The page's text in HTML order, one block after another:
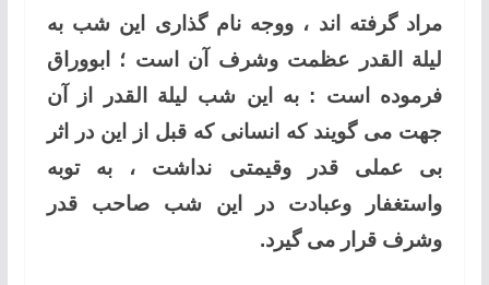
مراد گرفته اند ، ووجه نام گذاری این شب به
لیلة القدر عظمت وشرف آن است ؛ ابووراق
فرموده است : به این شب لیلة القدر از آن
جهت می گویند که انسانی که قبل از این در اثر
بی عملی قدر وقیمتی نداشت ، به توبه
واستغفار وعبادت در این شب صاحب قدر
وشرف قرار می گیرد.